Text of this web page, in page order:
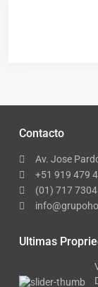
Contacto
Av. Jose
+51 919 479
(01) 717 7304
Ultimas